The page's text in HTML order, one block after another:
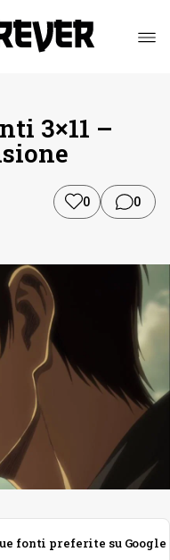
3×11 –
0 0
fonti preferite su Google